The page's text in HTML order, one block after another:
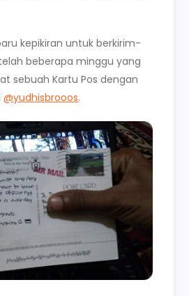
kepikiran untuk berkirim-
beberapa minggu yang
sebuah Kartu Pos dengan
@yudhisbrooos.